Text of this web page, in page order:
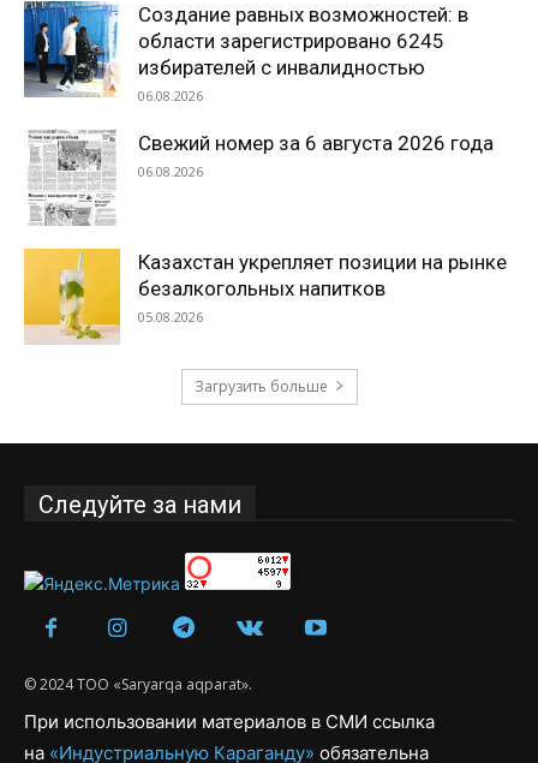
Создание равных возможностей: в
области зарегистрировано 6245
избирателей с инвалидностью
06.08.2026
Свежий номер за 6 августа 2026 года
06.08.2026
Казахстан укрепляет позиции на рынке
безалкогольных напитков
05.08.2026
Загрузить больше
Следуйте за нами
© 2024 ТОО «Saryarqa aqparat».
При использовании материалов в СМИ ссылка
на «Индустриальную Караганду» обязательна